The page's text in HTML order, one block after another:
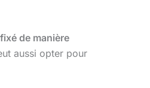
fixé de manière
aussi opter pour